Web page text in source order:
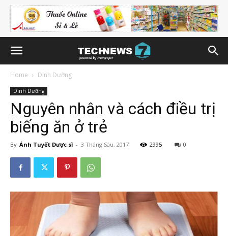
Home Dinh Dưỡng
Dinh Dưỡng
Nguyên nhân và cách điều trị
biếng ăn ở trẻ
By Ánh Tuyết Dược sĩ - 3 Tháng Sáu, 2017 2995 0